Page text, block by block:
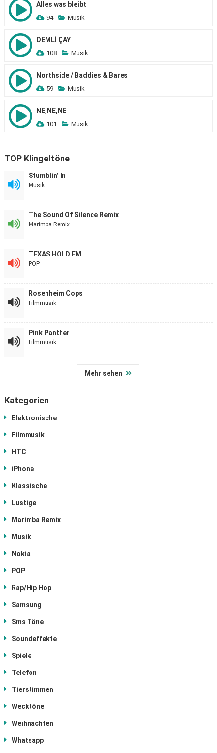
Alles was bleibt
94 Musik
DEMLİ ÇAY
108 Musik
Northside / Baddies & Bares
59 Musik
NE,NE,NE
101 Musik
TOP Klingeltöne
Stumblin’ In
Musik
The Sound Of Silence Remix
Marimba Remix
TEXAS HOLD EM
POP
Rosenheim Cops
Filmmusik
Pink Panther
Filmmusik
Mehr sehen
Kategorien
Elektronische
Filmmusik
HTC
iPhone
Klassische
Lustige
Marimba Remix
Musik
Nokia
POP
Rap/Hip Hop
Samsung
Sms Töne
Soundeffekte
Spiele
Telefon
Tierstimmen
Wecktöne
Weihnachten
Whatsapp